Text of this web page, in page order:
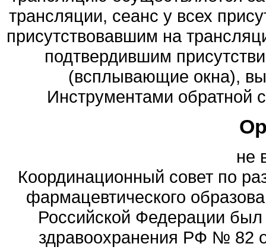
трансляции, сеанс у всех
присутствовавшим на
подтвердившим
(всплывающие окна),
Инструментами обратной
не
Координационный совет по
фармацевтического
Российской Федерации
здравоохранения РФ № 82